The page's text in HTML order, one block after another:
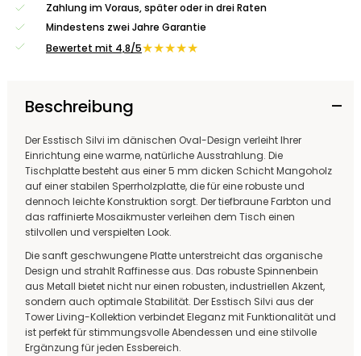
Zahlung im Voraus, später oder in drei Raten
Mindestens zwei Jahre Garantie
Bewertet mit 4,8/5★★★★★
Beschreibung
Der Esstisch Silvi im dänischen Oval-Design verleiht Ihrer
Einrichtung eine warme, natürliche Ausstrahlung. Die
Tischplatte besteht aus einer 5 mm dicken Schicht Mangoholz
auf einer stabilen Sperrholzplatte, die für eine robuste und
dennoch leichte Konstruktion sorgt. Der tiefbraune Farbton und
das raffinierte Mosaikmuster verleihen dem Tisch einen
stilvollen und verspielten Look.
Die sanft geschwungene Platte unterstreicht das organische
Design und strahlt Raffinesse aus. Das robuste Spinnenbein
aus Metall bietet nicht nur einen robusten, industriellen Akzent,
sondern auch optimale Stabilität. Der Esstisch Silvi aus der
Tower Living-Kollektion verbindet Eleganz mit Funktionalität und
ist perfekt für stimmungsvolle Abendessen und eine stilvolle
Ergänzung für jeden Essbereich.